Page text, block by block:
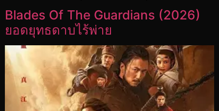
Blades Of The Guardians (2026)
ยอดยุทธดาบไร้พ่าย